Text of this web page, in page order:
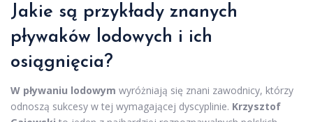
Jakie są przykłady znanych
pływaków lodowych i ich
osiągnięcia?
W pływaniu lodowym wyróżniają się znani zawodnicy, którzy
odnoszą sukcesy w tej wymagającej dyscyplinie. Krzysztof